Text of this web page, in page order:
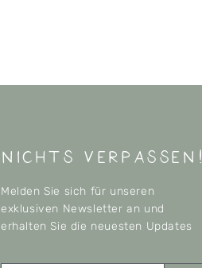
nichts verpassen!
Melden Sie sich für unseren
exklusiven Newsletter an und
erhalten Sie die neuesten Updates